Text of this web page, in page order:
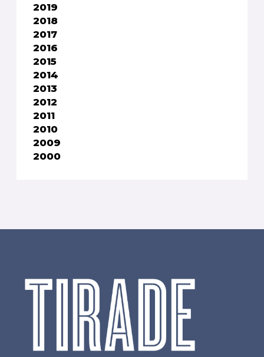
2019
2018
2017
2016
2015
2014
2013
2012
2011
2010
2009
2000